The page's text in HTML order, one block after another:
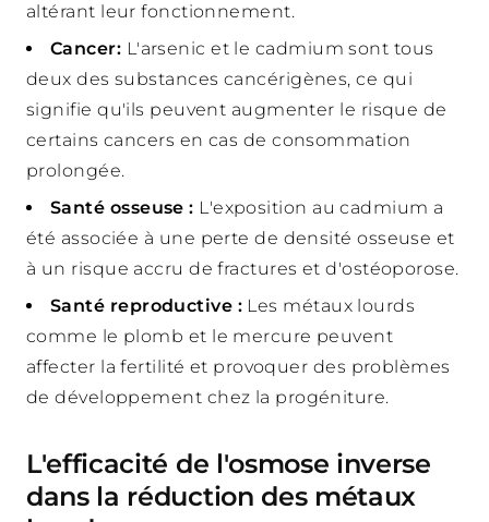
altérant leur fonctionnement.
Cancer: L'arsenic et le cadmium sont tous
deux des substances cancérigènes, ce qui
signifie qu'ils peuvent augmenter le risque de
certains cancers en cas de consommation
prolongée.
Santé osseuse : L'exposition au cadmium a
été associée à une perte de densité osseuse et
à un risque accru de fractures et d'ostéoporose.
Santé reproductive : Les métaux lourds
comme le plomb et le mercure peuvent
affecter la fertilité et provoquer des problèmes
de développement chez la progéniture.
L'efficacité de l'osmose inverse
dans la réduction des métaux